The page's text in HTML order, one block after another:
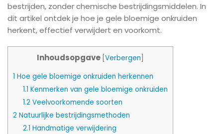
bestrijden, zonder chemische bestrijdingsmiddelen. In
dit artikel ontdek je hoe je gele bloemige onkruiden
herkent, effectief verwijdert en voorkomt.
Inhoudsopgave Verbergen
1 Hoe gele bloemige onkruiden herkennen
1.1 Kenmerken van gele bloemige onkruiden
1.2 Veelvoorkomende soorten
2 Natuurlijke bestrijdingsmethoden
2.1 Handmatige verwijdering